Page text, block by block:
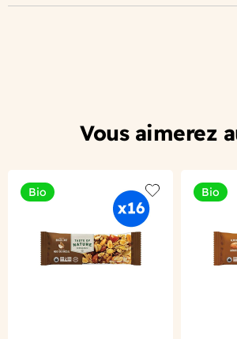
Vous aimerez
Bio
Add to wishlist
Bio